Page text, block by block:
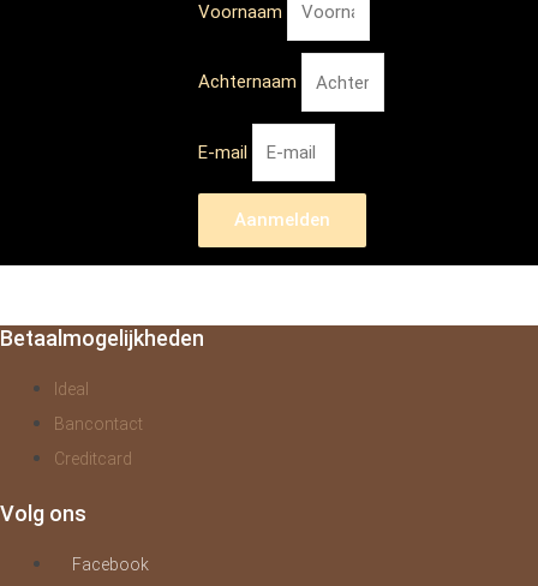
Voornaam
Achternaam
E-mail
Aanmelden
Betaalmogelijkheden
Ideal
Bancontact
Creditcard
Volg ons
Facebook